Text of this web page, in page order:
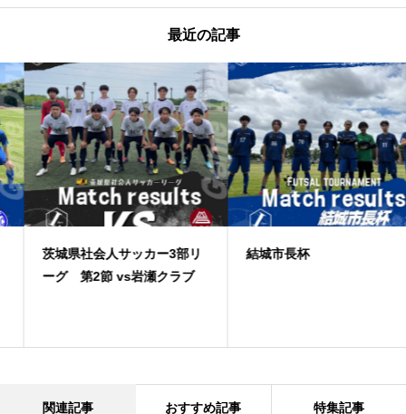
最近の記事
茨城県社会人サッカー3部リ
ーグ 第2節 vs岩瀬クラブ
結城市長杯
関連記事 おすすめ記事 特集記事